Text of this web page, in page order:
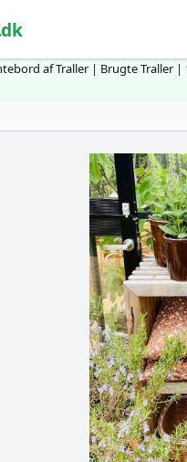
af Traller | Brugte Traller |